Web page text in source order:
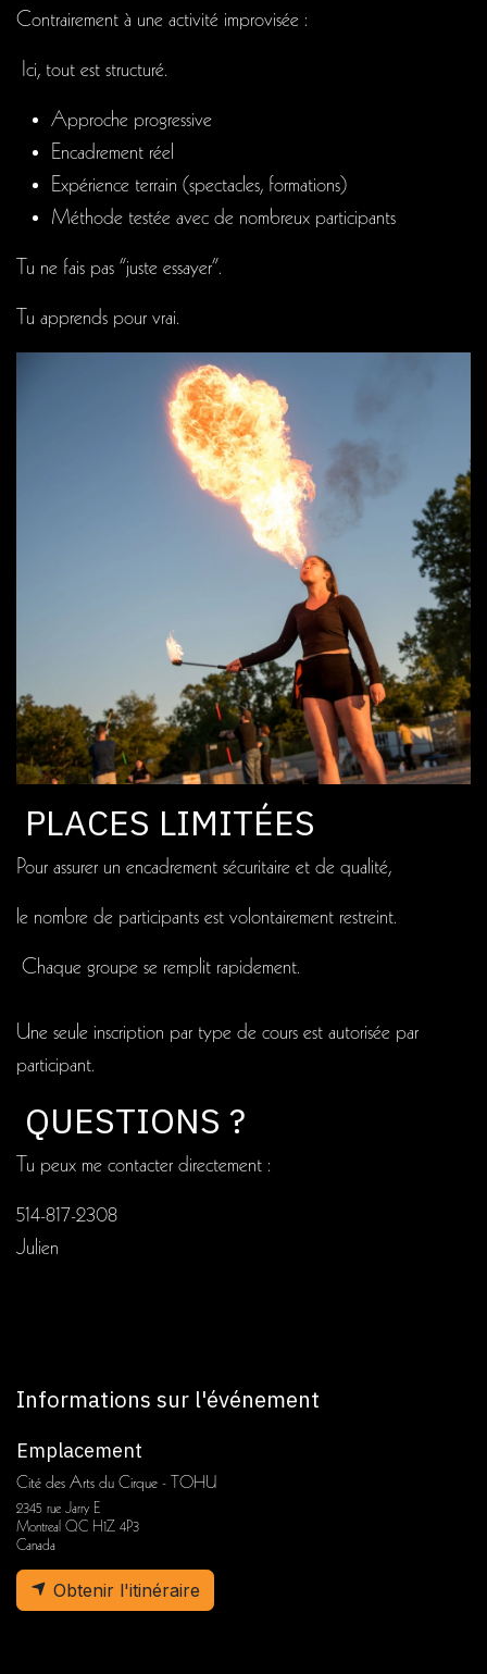
Contrairement à une activité improvisée :
Ici, tout est structuré.
Approche progressive
Encadrement réel
Expérience terrain (spectacles, formations)
Méthode testée avec de nombreux participants
Tu ne fais pas “juste essayer”.
Tu apprends pour vrai.
PLACES LIMITÉES
Pour assurer un encadrement sécuritaire et de qualité,
le nombre de participants est volontairement restreint.
Chaque groupe se remplit rapidement.
Une seule inscription par type de cours est autorisée par
participant.
QUESTIONS ?
Tu peux me contacter directement :
514-817-2308
Julien
Informations sur l'événement
Emplacement
Cité des Arts du Cirque - TOHU
2345 rue Jarry E
Montreal QC H1Z 4P3
Canada
Obtenir l'itinéraire